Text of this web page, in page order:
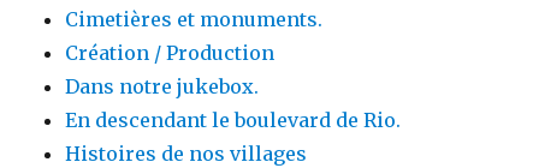
Cimetières et monuments.
Création / Production
Dans notre jukebox.
En descendant le boulevard de Rio.
Histoires de nos villages